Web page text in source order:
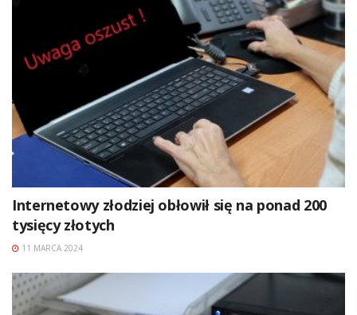
Internetowy złodziej obłowił się na ponad 200
tysięcy złotych
11 MARCA 2024